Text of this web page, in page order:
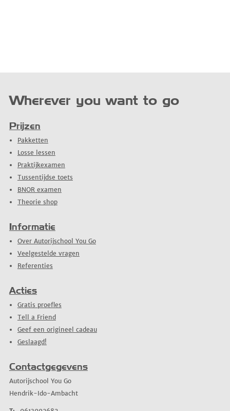
Wherever you want to go
Prijzen
Pakketten
Losse lessen
Praktijkexamen
Tussentijdse toets
BNOR examen
Theorie shop
Informatie
Over Autorijschool You Go
Veelgestelde vragen
Referenties
Acties
Gratis proefles
Tell a Friend
Geef een origineel cadeau
Geslaagd!
Contactgegevens
Autorijschool You Go
Hendrik-Ido-Ambacht